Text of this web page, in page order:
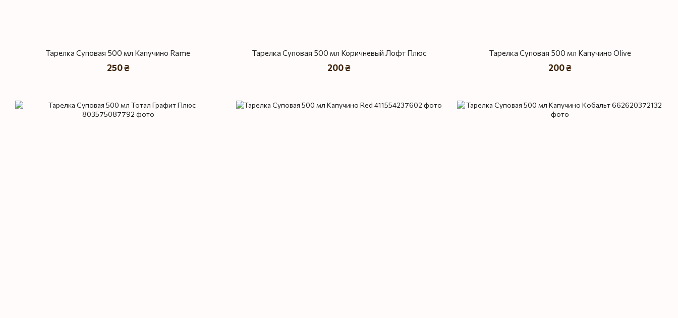
Тарелка Суповая 500 мл Капучино Rame
250 ₴
Тарелка Суповая 500 мл Коричневый Лофт Плюс
200 ₴
Тарелка Суповая 500 мл Капучино Olive
200 ₴